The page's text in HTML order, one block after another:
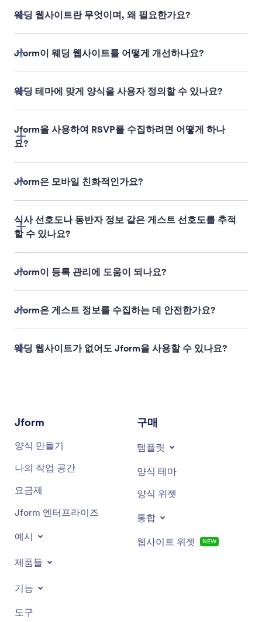
웨딩 웹사이트란 무엇이며, 왜 필요한가요?
Jform이 웨딩 웹사이트를 어떻게 개선하나요?
웨딩 테마에 맞게 양식을 사용자 정의할 수 있나요?
Jform을 사용하여 RSVP를 수집하려면 어떻게 하나
요?
Jform은 모바일 친화적인가요?
식사 선호도나 동반자 정보 같은 게스트 선호도를 추적
할 수 있나요?
Jform이 등록 관리에 도움이 되나요?
Jform은 게스트 정보를 수집하는 데 안전한가요?
웨딩 웹사이트가 없어도 Jform을 사용할 수 있나요?
Jform
양식 만들기
나의 작업 공간
요금제
Jform 엔터프라이즈
예시
제품들
기능
도구
구매
템플릿
양식 테마
양식 위젯
통합
웹사이트 위젯 NEW